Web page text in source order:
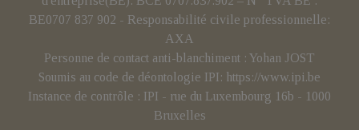
BE0707 837 902 - Responsabilité civile professionnelle:
AXA
Personne de contact anti-blanchiment : Yohan JOST
Soumis au code de déontologie IPI: https://www.ipi.be
Instance de contrôle : IPI - rue du Luxembourg 16b - 1000
Bruxelles